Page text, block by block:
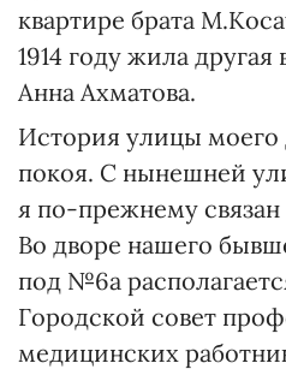
квартире брата
1914 году жила
Анна Ахматова.
История улицы моего
покоя. С нынешней
я по-прежнему
Во дворе нашего
под №6а
Городской совет
медицинских